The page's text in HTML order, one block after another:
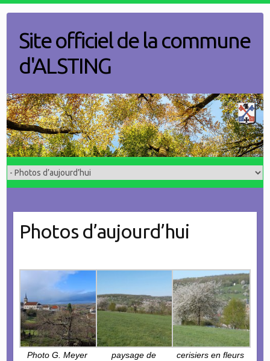
contentSite officiel de la commune
d'ALSTING
Photos d’aujourd’hui
Photo G. Meyer
paysage de
cerisiers en fleurs